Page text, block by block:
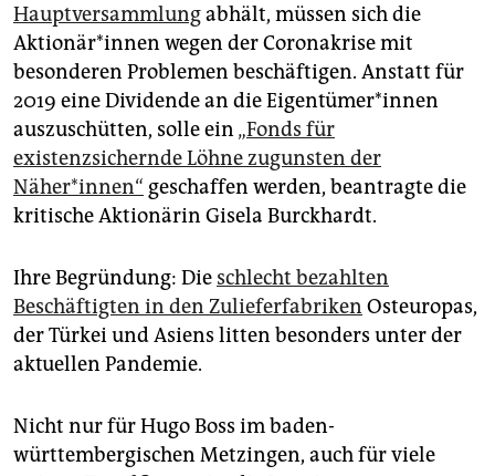
abo
genossenschaft
epaper login
Hauptversammlungabhält, müssen sich die
Aktionär*innen wegen der Coronakrise mit
besonderen Problemen beschäftigen. Anstatt für
2019 eine Dividende an die Eigentümer*innen
auszuschütten, solle ein „Fonds für
existenzsichernde Löhne zugunsten der
Näher*innen“ geschaffen werden, beantragte die
kritische Aktionärin Gisela Burckhardt.
Ihre Begründung: Die schlecht bezahlten
Beschäftigten in den Zulieferfabriken Osteuropas,
der Türkei und Asiens litten besonders unter der
aktuellen Pandemie.
Nicht nur für Hugo Boss im baden-
württembergischen Metzingen, auch für viele